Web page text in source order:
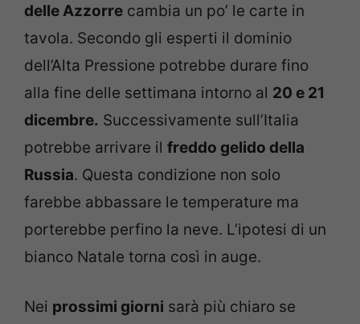
delle Azzorre cambia un po’ le carte in
tavola. Secondo gli esperti il dominio
dell’Alta Pressione potrebbe durare fino
alla fine delle settimana intorno al 20 e 21
dicembre. Successivamente sull’Italia
potrebbe arrivare il freddo gelido della
Russia. Questa condizione non solo
farebbe abbassare le temperature ma
porterebbe perfino la neve. L’ipotesi di un
bianco Natale torna così in auge.
Nei prossimi giorni sarà più chiaro se